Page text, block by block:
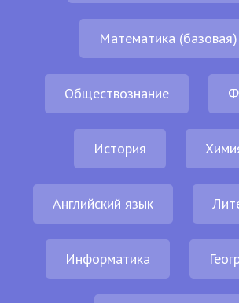
Математика (базовая)
Обществознание
История
Английский язык
Информатика